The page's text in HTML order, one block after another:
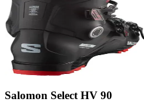
Salomon Select HV 90